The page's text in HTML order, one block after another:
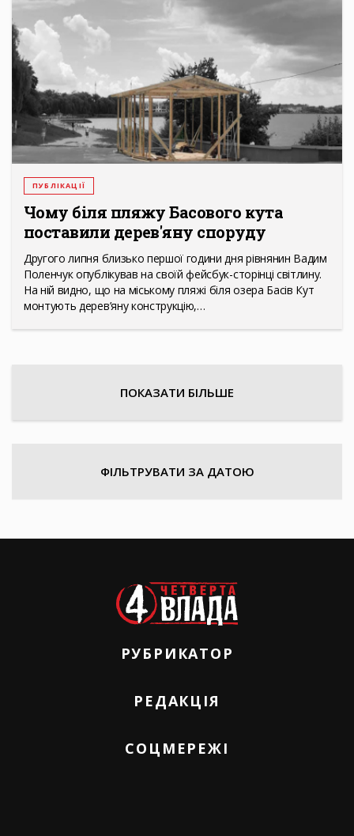
ПУБЛІКАЦІЇ
Чому біля пляжу Басового кута
поставили дерев'яну споруду
Другого липня близько першої години дня рівнянин Вадим
Поленчук опублікував на своїй фейсбук-сторінці світлину.
На ній видно, що на міському пляжі біля озера Басів Кут
монтують дерев’яну конструкцію,…
ПОКАЗАТИ БІЛЬШЕ
ФІЛЬТРУВАТИ ЗА ДАТОЮ
РУБРИКАТОР
РЕДАКЦІЯ
СОЦМЕРЕЖІ